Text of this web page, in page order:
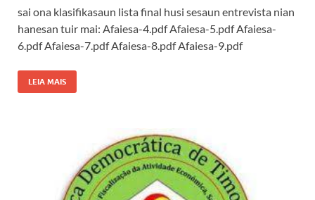
sai ona klasifikasaun lista final husi sesaun entrevista nian
hanesan tuir mai: Afaiesa-4.pdf Afaiesa-5.pdf Afaiesa-
6.pdf Afaiesa-7.pdf Afaiesa-8.pdf Afaiesa-9.pdf
LEIA MAIS